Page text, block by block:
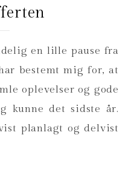
bestemt mig for, at
oplevelser og gode
kunne det sidste år.
planlagt og delvist